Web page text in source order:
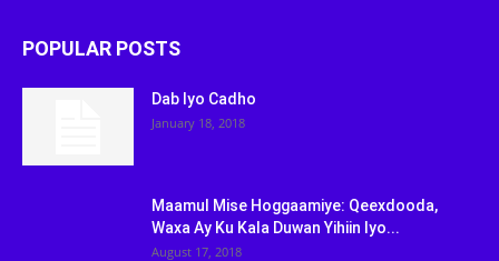
POPULAR POSTS
Dab Iyo Cadho
January 18, 2018
Maamul Mise Hoggaamiye: Qeexdooda,
Waxa Ay Ku Kala Duwan Yihiin Iyo...
August 17, 2018